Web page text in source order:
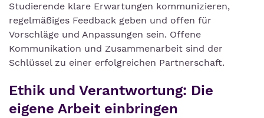
Studierende klare Erwartungen kommunizieren,
regelmäßiges Feedback geben und offen für
Vorschläge und Anpassungen sein. Offene
Kommunikation und Zusammenarbeit sind der
Schlüssel zu einer erfolgreichen Partnerschaft.
Ethik und Verantwortung: Die
eigene Arbeit einbringen